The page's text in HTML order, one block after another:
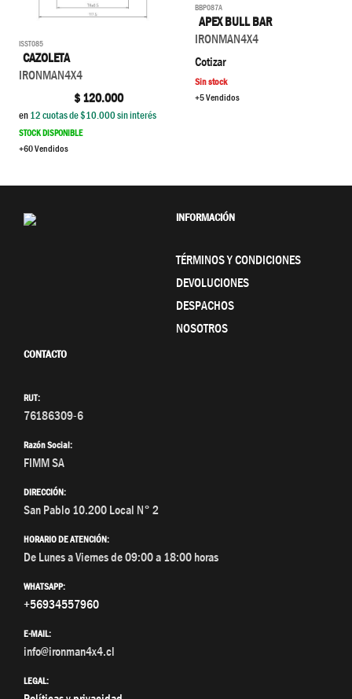
ISST085
CAZOLETA
IRONMAN4X4
$120.000
en12cuotas de $10.000sin interés
STOCK DISPONIBLE
+60 Vendidos
BBP087A
APEX BULL BAR
IRONMAN4X4
Cotizar
Sin stock
+5 Vendidos
INFORMACIÓN
TÉRMINOS Y CONDICIONES
DEVOLUCIONES
DESPACHOS
NOSOTROS
CONTACTO
RUT:
76186309-6
Razón Social:
FIMM SA
DIRECCIÓN:
San Pablo 10.200 Local N° 2
HORARIO DE ATENCIÓN:
De Lunes a Viernes de 09:00 a 18:00 horas
WHATSAPP:
+56934557960
E-MAIL:
info@ironman4x4.cl
LEGAL: